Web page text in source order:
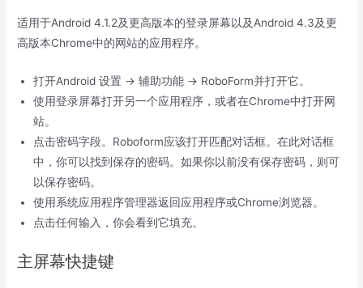
适用于Android 4.1.2及更高版本的登录屏幕以及Android 4.3及更
高版本Chrome中的网站的应用程序。
打开Android 设置 → 辅助功能 → RoboForm并打开它。
使用登录屏幕打开另一个应用程序，或者在Chrome中打开网
站。
点击密码字段。Roboform应该打开匹配对话框。在此对话框
中，你可以找到保存的密码。如果你以前没有保存密码，则可
以保存密码。
使用系统应用程序管理器返回应用程序或Chrome浏览器。
点击任何输入，你会看到它填充。
主屏幕快捷键